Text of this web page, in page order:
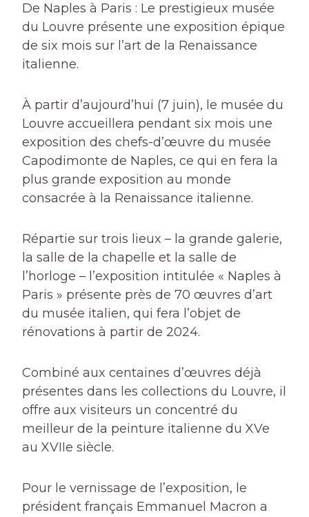
De Naples à Paris : Le prestigieux musée
du Louvre présente une exposition épique
de six mois sur l’art de la Renaissance
italienne.
À partir d’aujourd’hui (7 juin), le musée du
Louvre accueillera pendant six mois une
exposition des chefs-d’œuvre du musée
Capodimonte de Naples, ce qui en fera la
plus grande exposition au monde
consacrée à la Renaissance italienne.
Répartie sur trois lieux – la grande galerie,
la salle de la chapelle et la salle de
l’horloge – l’exposition intitulée « Naples à
Paris » présente près de 70 œuvres d’art
du musée italien, qui fera l’objet de
rénovations à partir de 2024.
Combiné aux centaines d’œuvres déjà
présentes dans les collections du Louvre, il
offre aux visiteurs un concentré du
meilleur de la peinture italienne du XVe
au XVIIe siècle.
Pour le vernissage de l’exposition, le
président français Emmanuel Macron a